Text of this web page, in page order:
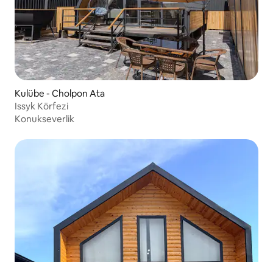
Kulübe - Cholpon Ata
Issyk Körfezi
Konukseverlik